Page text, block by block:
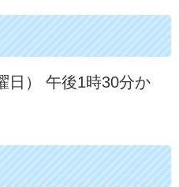
日） 午後1時30分か